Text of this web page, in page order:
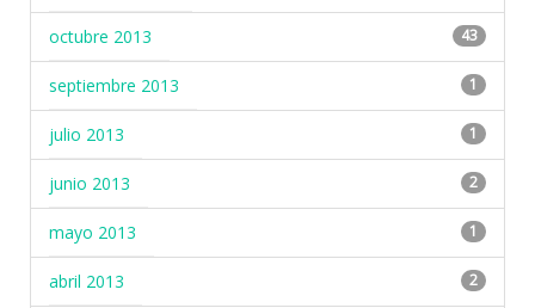
octubre 2013 43
septiembre 2013 1
julio 2013 1
junio 2013 2
mayo 2013 1
abril 2013 2